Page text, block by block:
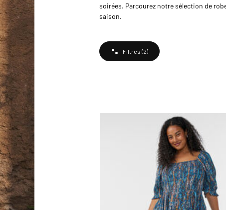
soirées. Parcourez notre sélection de
saison.
Filtres (2)